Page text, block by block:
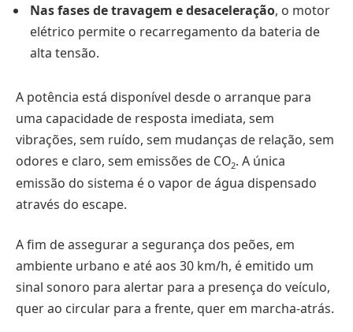
Nas fases de travagem e desaceleração, o motor
elétrico permite o recarregamento da bateria de
alta tensão.
A potência está disponível desde o arranque para
uma capacidade de resposta imediata, sem
vibrações, sem ruído, sem mudanças de relação, sem
odores e claro, sem emissões de CO2. A única
emissão do sistema é o vapor de água dispensado
através do escape.
A fim de assegurar a segurança dos peões, em
ambiente urbano e até aos 30 km/h, é emitido um
sinal sonoro para alertar para a presença do veículo,
quer ao circular para a frente, quer em marcha-atrás.